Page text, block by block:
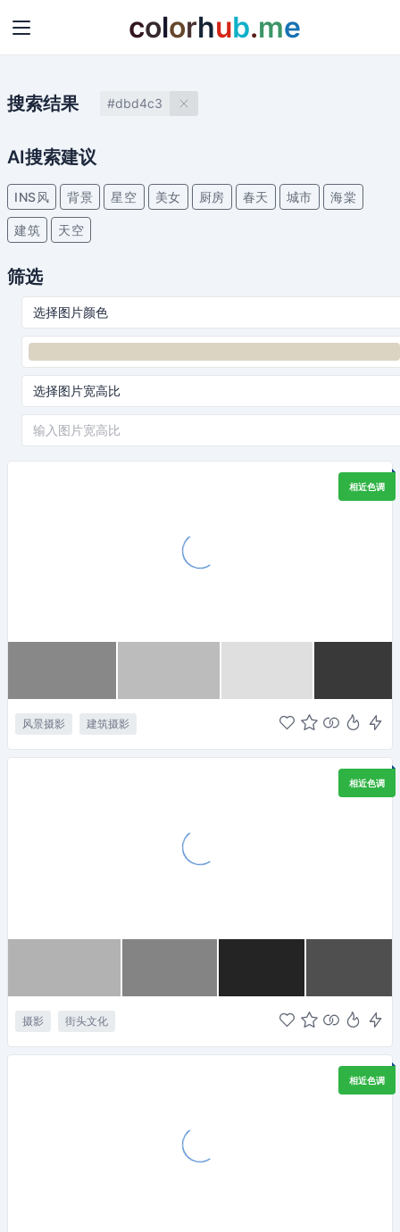
colorhub.me
搜索结果 #dbd4c3
AI搜索建议
INS风 背景 星空 美女 厨房 春天 城市 海棠
建筑 天空
筛选
相近色调
风景摄影 建筑摄影
相近色调
摄影 街头文化
相近色调